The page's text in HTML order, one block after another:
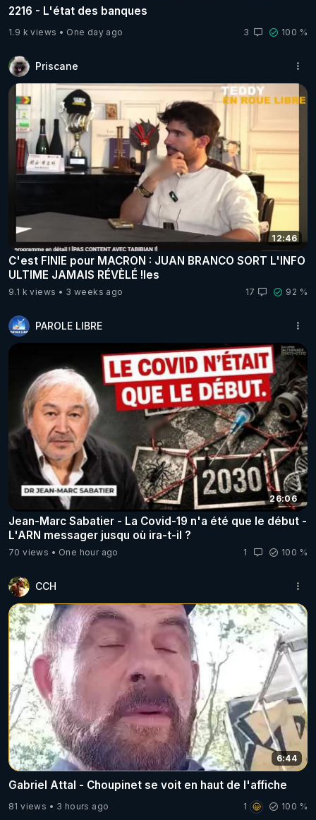
2216 - L'état des banques
1.9 k views One day ago 3 100 %
Priscane
12:46
C'est FINIE pour MACRON : JUAN BRANCO SORT L'INFO
ULTIME JAMAIS RÉVÈLÉ !les
9.1 k views 3 weeks ago 17 92 %
PAROLE LIBRE
26:06
Jean-Marc Sabatier - La Covid-19 n'a été que le début -
L'ARN messager jusqu où ira-t-il ?
70 views One hour ago 1 100 %
CCH
6:44
Gabriel Attal - Choupinet se voit en haut de l'affiche
81 views 3 hours ago 1 100 %